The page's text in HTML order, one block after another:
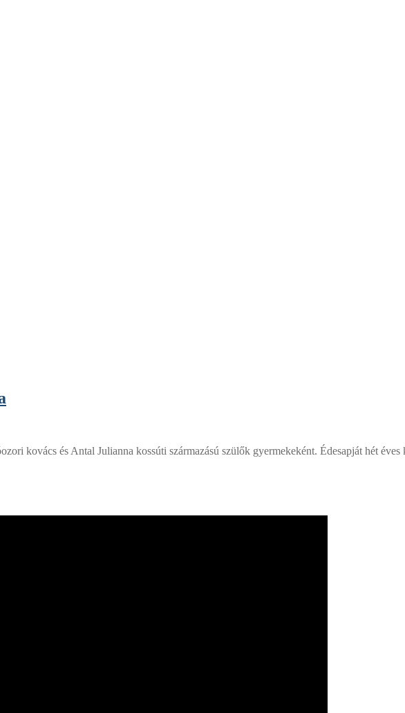
kovács és Antal Julianna kossúti származású szülők gyermekeként. Édesapját hét